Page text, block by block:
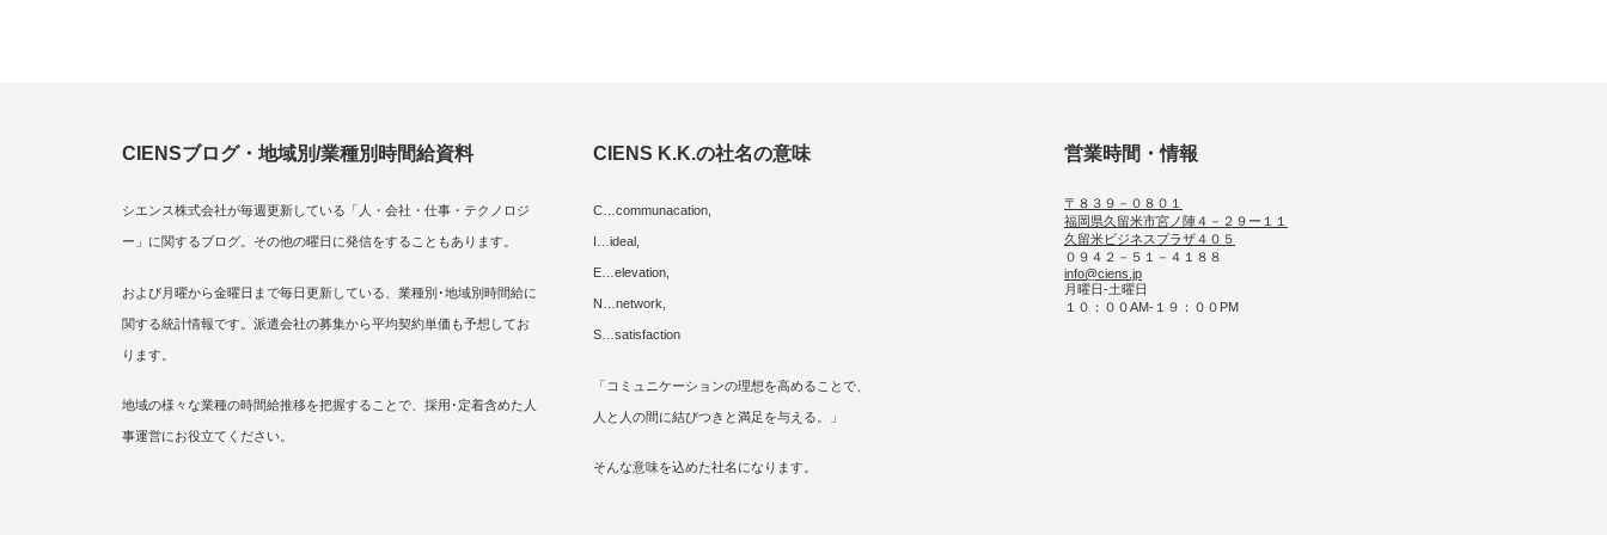
CIENSブログ・地域別/業種別時間給資料
シエンス株式会社が毎週更新している「人・会社・仕事・テクノロジ
ー」に関するブログ。その他の曜日に発信をすることもあります。
および月曜から金曜日まで毎日更新している、業種別･地域別時間給に
関する統計情報です。派遣会社の募集から平均契約単価も予想してお
ります。
地域の様々な業種の時間給推移を把握することで、採用･定着含めた人
事運営にお役立てください。
CIENS K.K.の社名の意味
C…communacation,
I…ideal,
E…elevation,
N…network,
S…satisfaction
「コミュニケーションの理想を高めることで、
人と人の間に結びつきと満足を与える。」
そんな意味を込めた社名になります。
営業時間・情報
〒８３９－０８０１
福岡県久留米市宮ノ陣４－２９ー１１
久留米ビジネスプラザ４０５
０９４２－５１－４１８８
info@ciens.jp
月曜日-土曜日
１０：００AM-１９：００PM